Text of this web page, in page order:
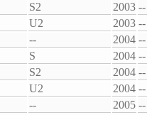
S2 2003 --
U2 2003 --
-- 2004 --
S 2004 --
S2 2004 --
U2 2004 --
-- 2005 --